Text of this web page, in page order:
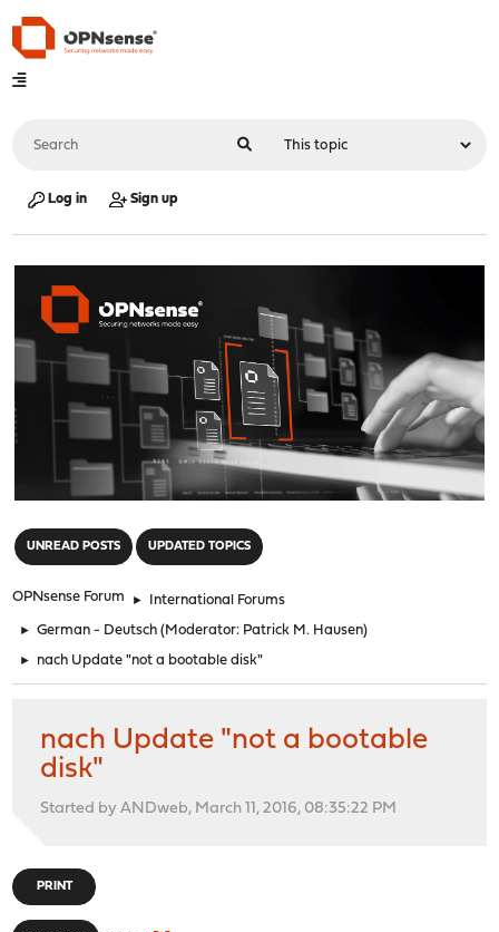
Log in Sign up
UNREAD POSTS UPDATED TOPICS
OPNsense Forum ► International Forums
► German - Deutsch (Moderator: Patrick M. Hausen)
► nach Update "not a bootable disk"
nach Update "not a bootable
disk"
Started by ANDweb, March 11, 2016, 08:35:22 PM
PRINT